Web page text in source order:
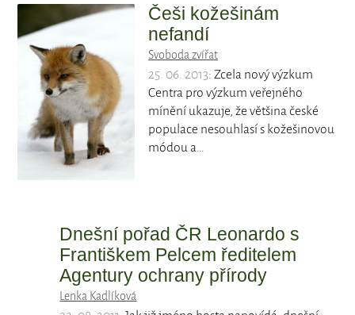
Češi kožešinám
nefandí
Svoboda zvířat
25. 06. 2013: Zcela nový výzkum
Centra pro výzkum veřejného
mínění ukazuje, že většina české
populace nesouhlasí s kožešinovou
módou a…
Dnešní pořad ČR Leonardo s
Františkem Pelcem ředitelem
Agentury ochrany přírody
Lenka Kadlíková